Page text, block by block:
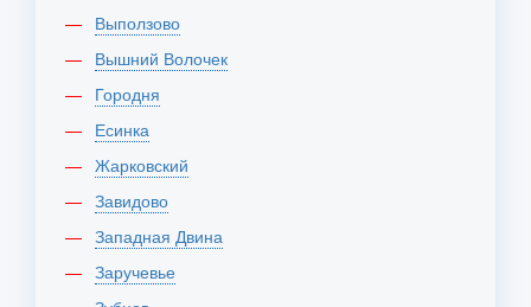
Выползово
Вышний Волочек
Городня
Есинка
Жарковский
Завидово
Западная Двина
Заручевье